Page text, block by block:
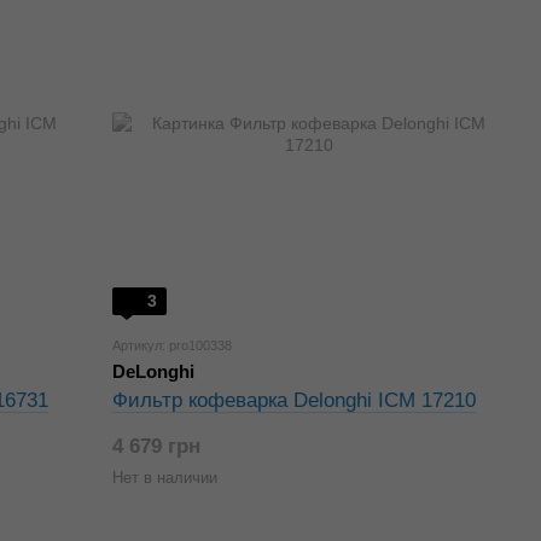
3
Артикул: pro100338
DeLonghi
Фильтр кофеварка Delonghi ICM 17210
4 679 грн
Нет в наличии